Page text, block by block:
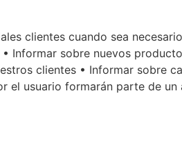
clientes cuando sea
Informar sobre nuevos
clientes • Informar sobre
usuario formarán parte de